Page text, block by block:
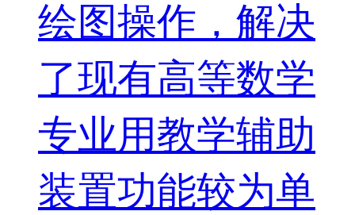
绘图操作，解决
了现有高等数学
专业用教学辅助
装置功能较为单